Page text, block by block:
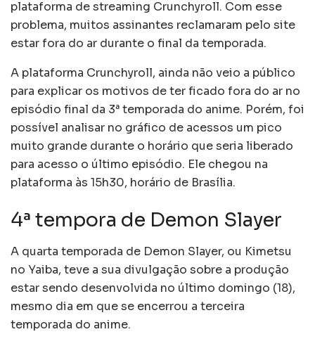
plataforma de streaming Crunchyroll. Com esse
problema, muitos assinantes reclamaram pelo site
estar fora do ar durante o final da temporada.
A plataforma Crunchyroll, ainda não veio a público
para explicar os motivos de ter ficado fora do ar no
episódio final da 3ª temporada do anime. Porém, foi
possível analisar no gráfico de acessos um pico
muito grande durante o horário que seria liberado
para acesso o último episódio. Ele chegou na
plataforma às 15h30, horário de Brasília.
4ª tempora de Demon Slayer
A quarta temporada de Demon Slayer, ou Kimetsu
no Yaiba, teve a sua divulgação sobre a produção
estar sendo desenvolvida no último domingo (18),
mesmo dia em que se encerrou a terceira
temporada do anime.